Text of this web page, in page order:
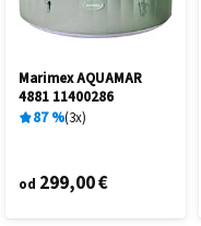
Marimex AQUAMAR
4881 11400286
87% 3x
od 299,00 €